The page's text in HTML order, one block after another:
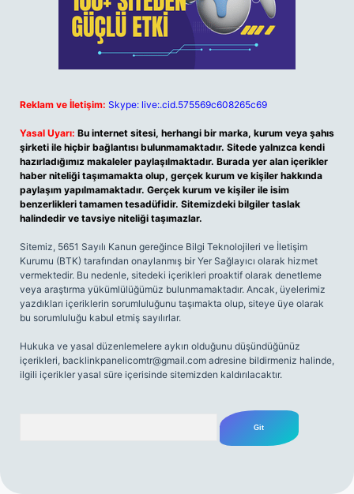
Reklam ve İletişim: Skype: live:.cid.575569c608265c69
Yasal Uyarı: Bu internet sitesi, herhangi bir marka, kurum veya şahıs
şirketi ile hiçbir bağlantısı bulunmamaktadır. Sitede yalnızca kendi
hazırladığımız makaleler paylaşılmaktadır. Burada yer alan içerikler
haber niteliği taşımamakta olup, gerçek kurum ve kişiler hakkında
paylaşım yapılmamaktadır. Gerçek kurum ve kişiler ile isim
benzerlikleri tamamen tesadüfidir. Sitemizdeki bilgiler taslak
halindedir ve tavsiye niteliği taşımazlar.
Sitemiz, 5651 Sayılı Kanun gereğince Bilgi Teknolojileri ve İletişim
Kurumu (BTK) tarafından onaylanmış bir Yer Sağlayıcı olarak hizmet
vermektedir. Bu nedenle, sitedeki içerikleri proaktif olarak denetleme
veya araştırma yükümlülüğümüz bulunmamaktadır. Ancak, üyelerimiz
yazdıkları içeriklerin sorumluluğunu taşımakta olup, siteye üye olarak
bu sorumluluğu kabul etmiş sayılırlar.
Hukuka ve yasal düzenlemelere aykırı olduğunu düşündüğünüz
içerikleri, backlinkpanelicomtr@gmail.com adresine bildirmeniz halinde,
ilgili içerikler yasal süre içerisinde sitemizden kaldırılacaktır.